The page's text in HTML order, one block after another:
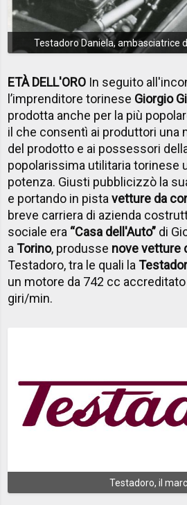
Testadoro Daniela, ambasciatrice
ETÀ DELL'ORO In seguito
l’imprenditore torinese Giorgio
prodotta anche per la più
il che consentì ai produttori una
del prodotto e ai possessori
popolarissima utilitaria torinese
potenza. Giusti pubblicizzò la
e portando in pistavetture da
breve carriera di azienda
sociale era “Casa dell'Auto” di
aTorino, produsse nove vetture
Testadoro, tra le quali la
un motore da 742 cc accreditato
giri/min.
Testadoro, il